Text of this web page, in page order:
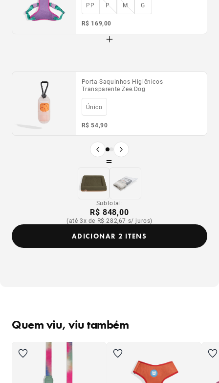
PP P M G
R$ 169,00
Porta-Saquinhos Higiênicos
Transparente Zee.Dog
Único
R$ 54,90
Refil de Saquinhos Higiênicos
Compostável Zee.Dog
Único
R$ 54,90
R$ 49,41
Produto anterior
Próximo produto
=
Subtotal:
R$ 848,00
(até 3x de R$ 282,67 s/ juros)
ADICIONAR 2 ITENS
Quem viu, viu também